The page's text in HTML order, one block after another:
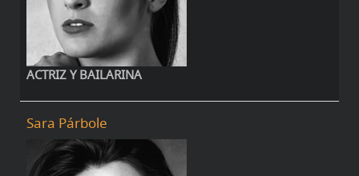
ACTRIZ Y BAILARINA
Sara Párbole